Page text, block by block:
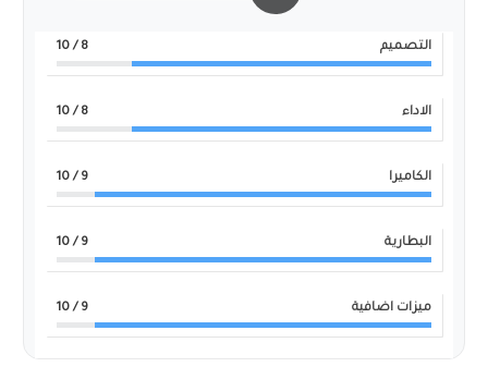
التصميم 8
/ 10
الاداء 8
/ 10
الكاميرا 9
/ 10
البطارية 9
/ 10
ميزات اضافية 9
/ 10